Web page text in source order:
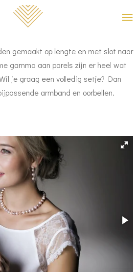
gemaakt op lengte en met slot naar
gamma aan parels zijn er heel wat
je graag een volledig setje? Dan
armband en oorbellen.